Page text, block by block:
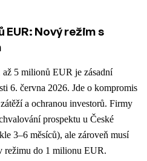
EUR: Nový režim s
5 milionů EUR je zásadní
6. června 2026. Jde o kompromis
a ochranou investorů. Firmy
prospektu u České
3–6 měsíců), ale zároveň musí
režimu do 1 milionu EUR.